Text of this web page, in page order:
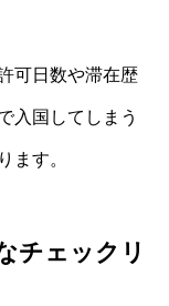
可日数や滞在歴
入国してしまう
ます。
チェックリ